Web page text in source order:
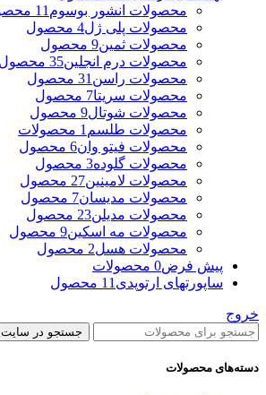
محصولات انشور بوسوم 11 محصول
محصولات پلی ژل4 محصول
محصولات ثمین9 محصول
محصولات درم انجلین35 محصول
محصولات راسن 31 محصول
محصولات سریتا7 محصول
محصولات شوتال9 محصول
محصولات طلسم 1 محصولات
محصولات فیتو وان6 محصول
محصولات گلوده3 محصول
محصولات لامینین27 محصول
محصولات مدیسان7 محصول
محصولات مدیلن23 محصول
محصولات مه اسکین9 محصول
محصولات هسل2 محصول
پیش فرض0 محصولات
ساپورتهای ارتوپدی 11 محصول
خروج
جستجو در سایت
دسته‌های محصولات